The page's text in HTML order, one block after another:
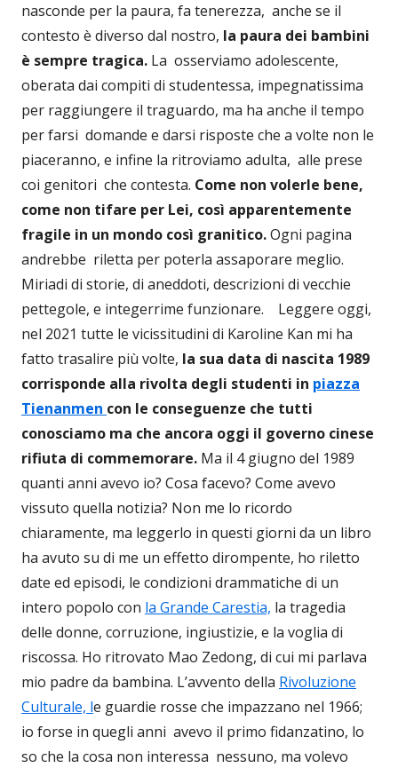
nasconde per la paura, fa tenerezza, anche se il
contesto è diverso dal nostro, la paura dei bambini
è sempre tragica. La osserviamo adolescente,
oberata dai compiti di studentessa, impegnatissima
per raggiungere il traguardo, ma ha anche il tempo
per farsi domande e darsi risposte che a volte non le
piaceranno, e infine la ritroviamo adulta, alle prese
coi genitori che contesta. Come non volerle bene,
come non tifare per Lei, così apparentemente
fragile in un mondo così granitico.Ogni pagina
andrebbe riletta per poterla assaporare meglio.
Miriadi di storie, di aneddoti, descrizioni di vecchie
pettegole, e integerrime funzionare.
Leggere oggi,
nel 2021 tutte le vicissitudini di Karoline Kan mi ha
fatto trasalire più volte, la sua data di nascita 1989
corrisponde alla rivolta degli studenti in piazza
Tienanmen con le conseguenze che tutti
conosciamo ma che ancora oggi il governo cinese
rifiuta di commemorare. Ma il 4 giugno del 1989
quanti anni avevo io? Cosa facevo? Come avevo
vissuto quella notizia? Non me lo ricordo
chiaramente, ma leggerlo in questi giorni da un libro
ha avuto su di me un effetto dirompente, ho riletto
date ed episodi, le condizioni drammatiche di un
intero popolo con la Grande Carestia, la tragedia
delle donne, corruzione, ingiustizie, e la voglia di
riscossa. Ho ritrovato Mao Zedong, di cui mi parlava
mio padre da bambina. L’avvento della Rivoluzione
Culturale, le guardie rosse che impazzano nel 1966;
io forse in quegli anni avevo il primo fidanzatino, lo
so che la cosa non interessa nessuno, ma volevo